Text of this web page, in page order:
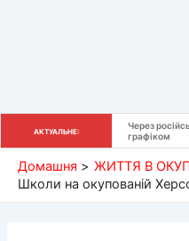
АКТУАЛЬНЕ:
Через
графіком
Домашня
ЖИТТЯ В
Школи на окупованій